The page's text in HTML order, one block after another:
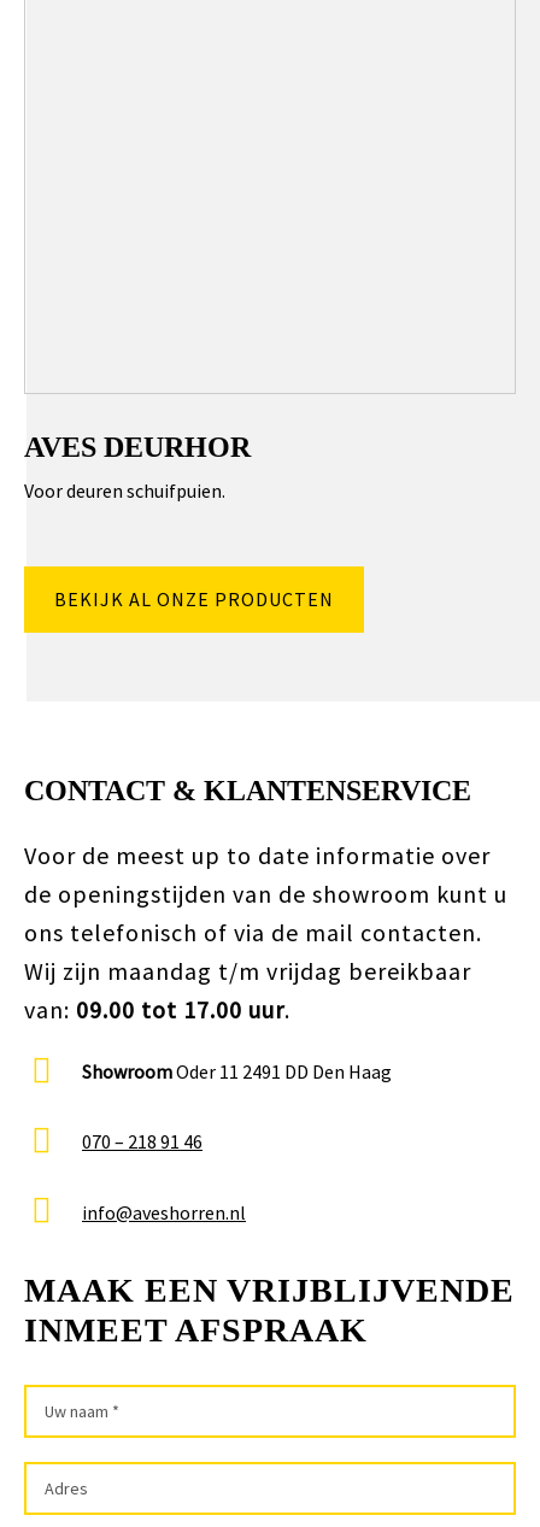
AVES DEURHOR
Voor deuren schuifpuien.
BEKIJK AL ONZE PRODUCTEN
CONTACT & KLANTENSERVICE
Voor de meest up to date informatie over
de openingstijden van de showroom kunt u
ons telefonisch of via de mail contacten.
Wij zijn maandag t/m vrijdag bereikbaar
van: 09.00 tot 17.00 uur.
ShowroomOder 11 2491 DD Den Haag
070 – 218 91 46
info@aveshorren.nl
MAAK EEN VRIJBLIJVENDE
INMEET AFSPRAAK